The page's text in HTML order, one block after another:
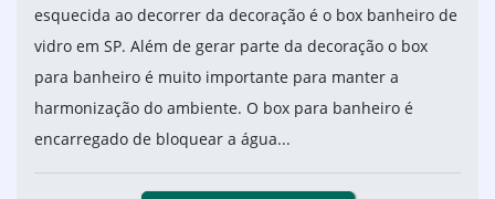
esquecida ao decorrer da decoração é o box banheiro de
vidro em SP. Além de gerar parte da decoração o box
para banheiro é muito importante para manter a
harmonização do ambiente. O box para banheiro é
encarregado de bloquear a água...